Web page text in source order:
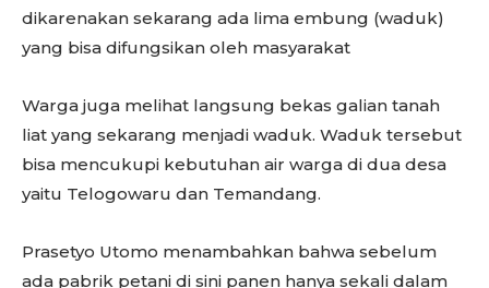
dikarenakan sekarang ada lima embung (waduk)
yang bisa difungsikan oleh masyarakat
Warga juga melihat langsung bekas galian tanah
liat yang sekarang menjadi waduk. Waduk tersebut
bisa mencukupi kebutuhan air warga di dua desa
yaitu Telogowaru dan Temandang.
Prasetyo Utomo menambahkan bahwa sebelum
ada pabrik petani di sini panen hanya sekali dalam